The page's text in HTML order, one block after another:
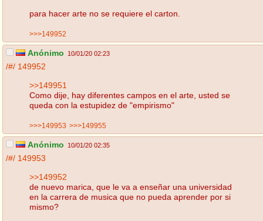
para hacer arte no se requiere el carton.
>>>149952
Anónimo 10/01/20 02:23
/#/ 149952
>>149951
Como dije, hay diferentes campos en el arte, usted se
queda con la estupidez de "empirismo"
>>>149953 >>>149955
Anónimo 10/01/20 02:35
/#/ 149953
>>149952
de nuevo marica, que le va a enseñar una universidad
en la carrera de musica que no pueda aprender por si
mismo?